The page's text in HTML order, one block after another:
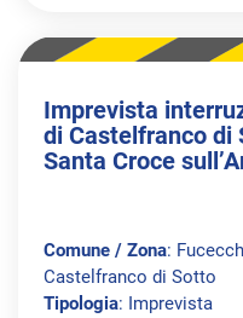
Imprevista
di Castelfranco di
Santa Croce
Comune / Zona:
Castelfranco di Sotto
Tipologia: Imprevista